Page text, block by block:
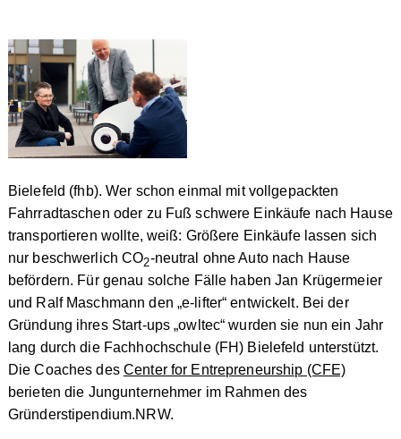
Bielefeld (fhb). Wer schon einmal mit vollgepackten
Fahrradtaschen oder zu Fuß schwere Einkäufe nach Hause
transportieren wollte, weiß: Größere Einkäufe lassen sich
nur beschwerlich CO2-neutral ohne Auto nach Hause
befördern. Für genau solche Fälle haben Jan Krügermeier
und Ralf Maschmann den „e-lifter“ entwickelt. Bei der
Gründung ihres Start-ups „owltec“ wurden sie nun ein Jahr
lang durch die Fachhochschule (FH) Bielefeld unterstützt.
Die Coaches desCenter for Entrepreneurship (CFE)
berieten die Jungunternehmer im Rahmen des
Gründerstipendium.NRW.